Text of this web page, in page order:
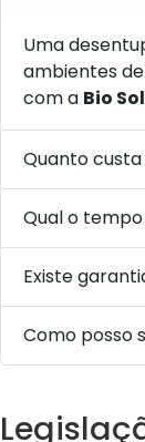
Uma
ambientes
com a Bio
Quanto
Qual o
Existe
Como posso